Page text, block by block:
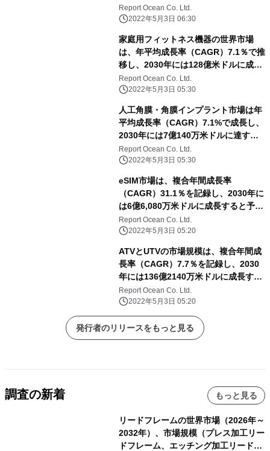
予測される
Report Ocean Co. Ltd.
2022年5月3日 06:30
家庭用フィットネス機器の世界市場
は、年平均成長率（CAGR）7.1％で推
移し、2030年には128億米ドルに成長
すると予測
Report Ocean Co. Ltd.
2022年5月3日 05:30
人工角膜・角膜インプラント市場は年
平均成長率（CAGR）7.1%で成長し、
2030年には7億140万米ドルに達する
と予測される
Report Ocean Co. Ltd.
2022年5月3日 05:30
eSIM市場は、複合年間成長率
（CAGR）31.1％を記録し、2030年に
は6億6,080万米ドルに成長すると予測
される
Report Ocean Co. Ltd.
2022年5月3日 05:20
ATVとUTVの市場規模は、複合年間成
長率（CAGR）7.7％を記録し、2030
年には136億2140万米ドルに成長する
と予測される
Report Ocean Co. Ltd.
2022年5月3日 05:20
発行者のリリースをもっと見る
調査の新着 もっと見る
リードフレームの世界市場（2026年～
2032年）、市場規模（プレス加工リー
ドフレーム、エッチング加工リードフ